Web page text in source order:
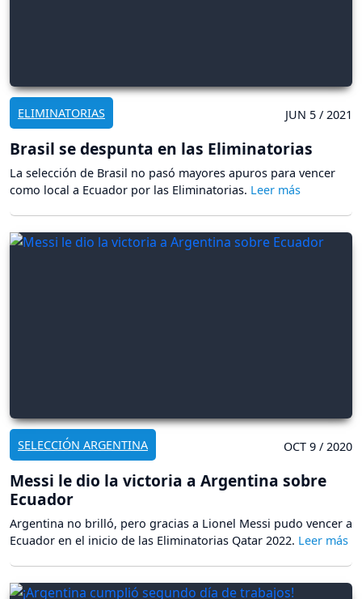
ELIMINATORIAS JUN 5 / 2021
Brasil se despunta en las Eliminatorias
La selección de Brasil no pasó mayores apuros para vencer
como local a Ecuador por las Eliminatorias.
SELECCIÓN ARGENTINA OCT 9 / 2020
Messi le dio la victoria a Argentina sobre
Ecuador
Argentina no brilló, pero gracias a Lionel Messi pudo vencer a
Ecuador en el inicio de las Eliminatorias Qatar 2022.